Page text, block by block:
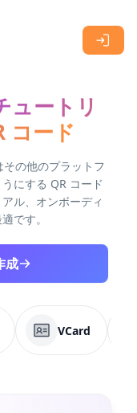
ュートリ
コード
の他のプラットフ
にする QR コード
ル、オンボーディ
です。
成
VCard